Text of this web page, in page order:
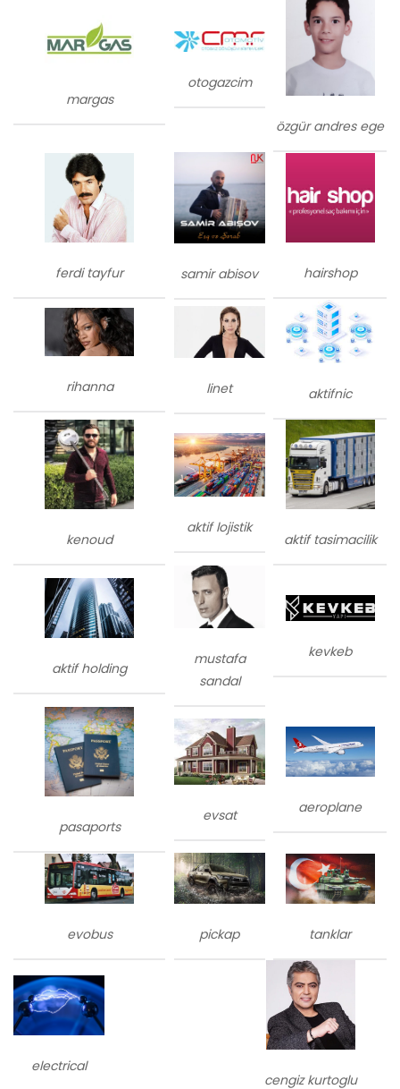
margas
otogazcim
özgür andres ege
ferdi tayfur samir abisov hairshop
rihanna linet aktifnic
kenoud
aktif lojistik
aktif tasimacilik
aktif holding
mustafa
sandal
kevkeb
pasaports
evsat aeroplane
evobus pickap tanklar
electrical
cengiz kurtoglu